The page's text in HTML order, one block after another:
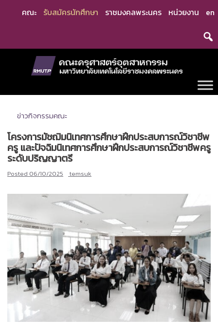
คณะ รับสมัครนักศึกษา ราชมงคลพระนคร หน่วยงาน en
ข่าวกิจกรรมคณะ
โครงการมัชฌิมนิเทศการศึกษาฝึกประสบการณ์วิชาชีพ
ครู และปัจฉิมนิเทศการศึกษาฝึกประสบการณ์วิชาชีพครู
ระดับปริญญาตรี
Posted 06/10/2025 temsuk